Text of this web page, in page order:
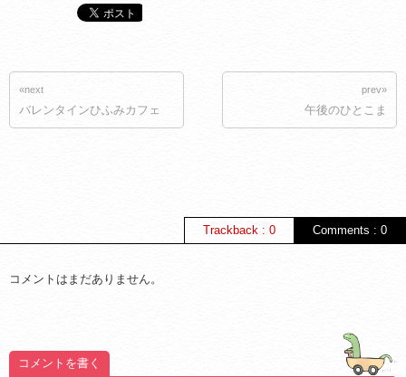
«next
バレンタインひふみカフェ
prev»
午後のひとこま
Comments : 0
Trackback : 0
コメントはまだありません。
コメントを書く